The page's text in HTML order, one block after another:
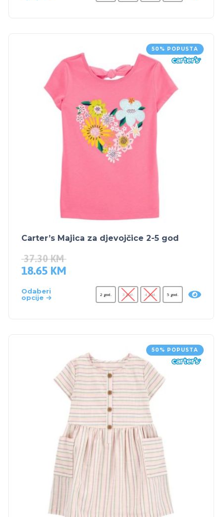
50% POPUSTA
Carter’s Majica za djevojčice 2-5 god
37.30KM
18.65 KM
Odaberi
opcije
2 god. 3 god. 4 god. 5 god.
50% POPUSTA